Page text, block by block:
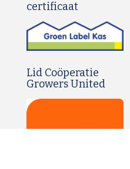
certificaat
Lid Coöperatie
Growers United